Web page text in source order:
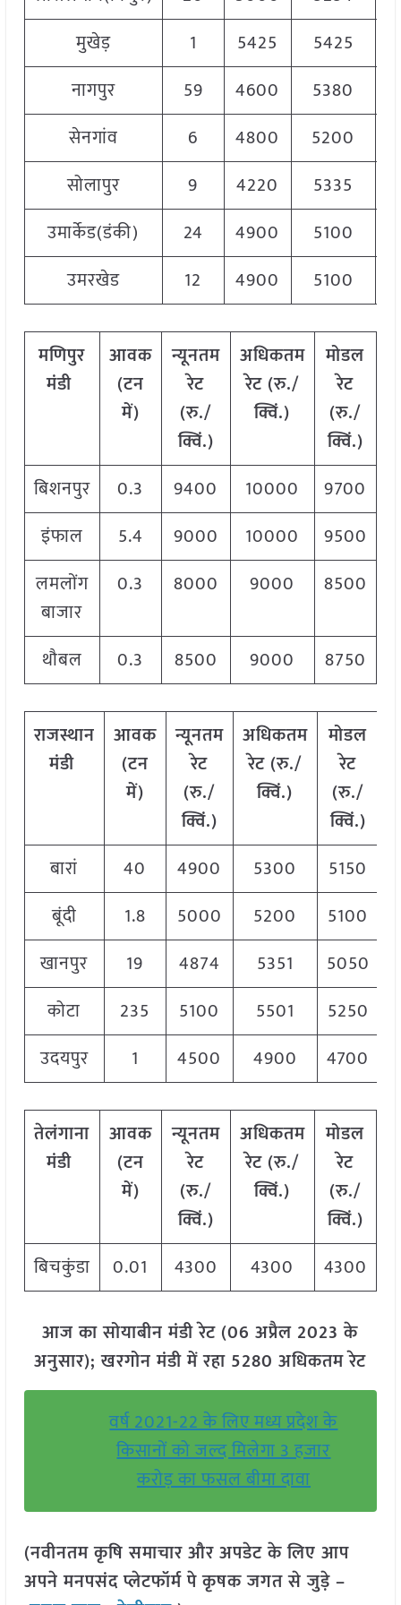
मुखेड़
1 5425 5425
नागपुर
59 4600 5380
सेनगांव
6 4800 5200
सोलापुर
9 4220 5335
उमार्केड(डंकी)
24 4900 5100
उमरखेड
12 4900 5100
मणिपुर
मंडी
आवक
(टन
में)
न्यूनतम
रेट
(रु./
क्विं.)
अधिकतम
रेट (रु./
क्विं.)
मोडल
रेट
(रु./
क्विं.)
बिशनपुर
0.3 9400 10000
9700
इंफाल
5.4 9000 10000
9500
लमलोंग
बाजार
0.3 8000 9000 8500
थौबल 0.3 8500 9000 8750
राजस्थान
मंडी
आवक
(टन
में)
न्यूनतम
रेट
(रु./
क्विं.)
अधिकतम
रेट (रु./
क्विं.)
मोडल
रेट
(रु./
क्विं.)
बारां
40 4900 5300
5150
बूंदी
1.8 5000 5200
5100
खानपुर
19 4874 5351
5050
कोटा
235 5100 5501
5250
उदयपुर
1 4500 4900 4700
तेलंगाना
मंडी
आवक
(टन
में)
न्यूनतम
रेट
(रु./
क्विं.)
अधिकतम
रेट (रु./
क्विं.)
मोडल
रेट
(रु./
क्विं.)
बिचकुंडा
0.01 4300 4300 4300
आज का सोयाबीन मंडी रेट (06 अप्रैल 2023 के
अनुसार); खरगोन मंडी में रहा 5280 अधिकतम रेट
वर्ष 2021-22 के लिए मध्य प्रदेश के
किसानों को जल्द मिलेगा 3 हजार
करोड़ का फसल बीमा दावा
(नवीनतम कृषि समाचार और अपडेट के लिए आप
अपने मनपसंद प्लेटफॉर्म पे कृषक जगत से जुड़े –